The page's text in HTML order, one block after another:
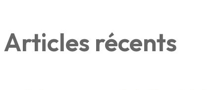
Articles récents